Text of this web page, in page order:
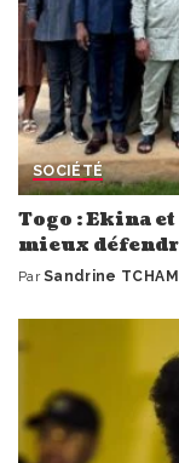
SOCIÉTÉ
Togo : Ekina
mieux
Publié
Par Sandrine